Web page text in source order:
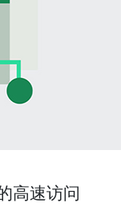
高速访问